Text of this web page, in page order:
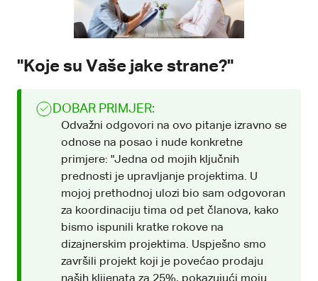
"Koje su Vaše jake strane?"
DOBAR PRIMJER:
Odvažni odgovori na ovo pitanje izravno se
odnose na posao i nude konkretne
primjere: "Jedna od mojih ključnih
prednosti je upravljanje projektima. U
mojoj prethodnoj ulozi bio sam odgovoran
za koordinaciju tima od pet članova, kako
bismo ispunili kratke rokove na
dizajnerskim projektima. Uspješno smo
završili projekt koji je povećao prodaju